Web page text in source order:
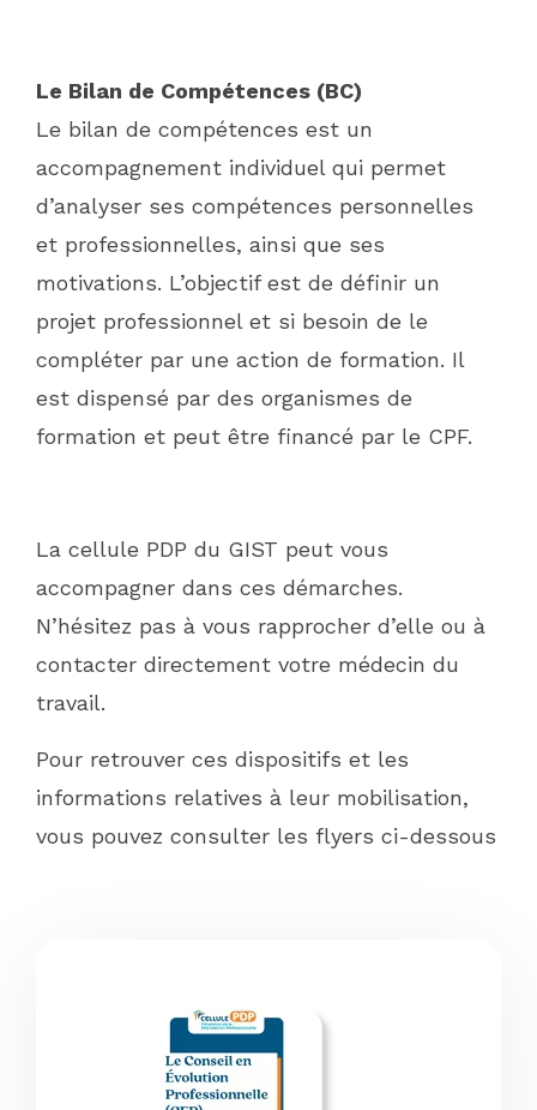
Le Bilan de Compétences (BC)
Le bilan de compétences est un
accompagnement individuel qui permet
d’analyser ses compétences personnelles
et professionnelles, ainsi que ses
motivations. L’objectif est de définir un
projet professionnel et si besoin de le
compléter par une action de formation. Il
est dispensé par des organismes de
formation et peut être financé par le CPF.
La cellule PDP du GIST peut vous
accompagner dans ces démarches.
N’hésitez pas à vous rapprocher d’elle ou à
contacter directement votre médecin du
travail.
Pour retrouver ces dispositifs et les
informations relatives à leur mobilisation,
vous pouvez consulter les flyers ci-dessous